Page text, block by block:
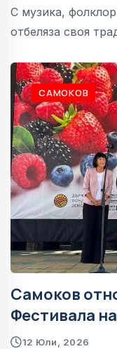
С музика,
отбеляза своя
САМОКОВ
Самоков
Фестивала
12 Юли, 2026